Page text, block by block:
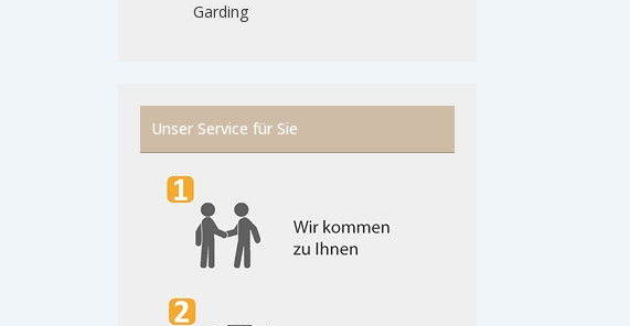
Garding
Unser Service für Sie